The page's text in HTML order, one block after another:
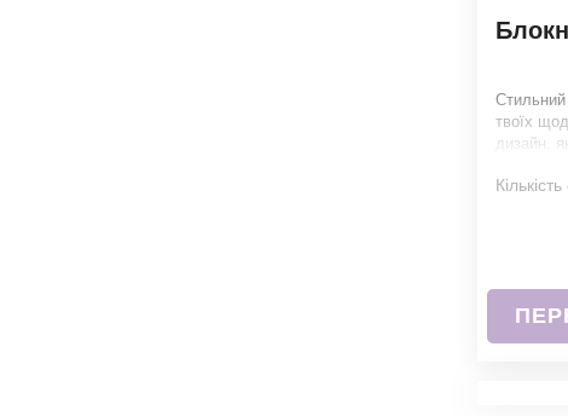
твоїх
дизайн,